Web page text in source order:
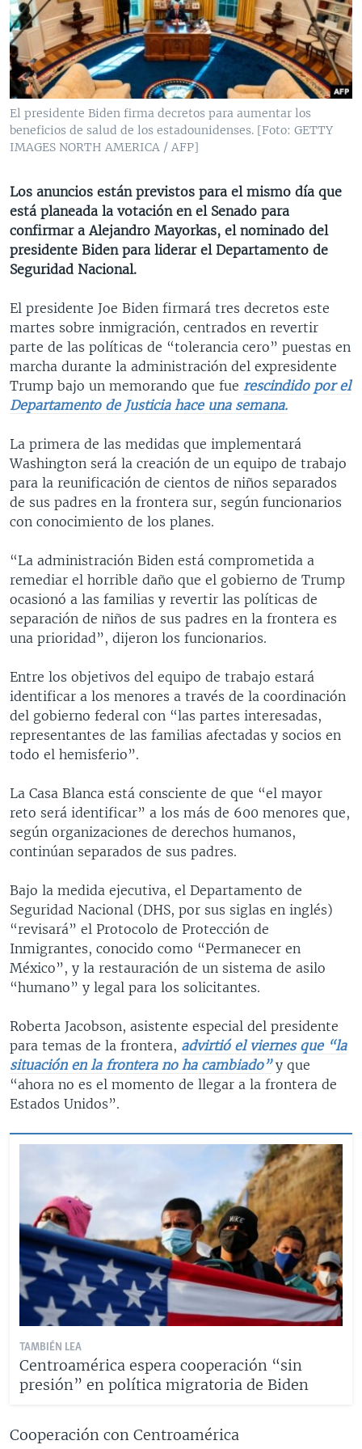
VENEZUELA
BRASIL
NICARAGUA
ECONOMÍA
ENTRETENIMIENTO Y CULTURA
TECNOLOGÍA
DEPORTES
CIENCIA Y SALUD
MULTIMEDIA
VIDEOS
FOTOGRAFÍA
AUDIOS
PROGRAMAS TV
EL MUNDO AL DÍA
FORO INTERAMERICANO
VISIÓN 360
PANORAMA
RADIO
AVANCE INFORMATIVO
AUDIONOTICIAS
ESTADOS UNIDOS AL DÍA
EL MUNDO AL DÍA [RADIO]
FORO [RADIO]
DEPORTIVO INTERNACIONAL
NOTA ECONÓMICA
ENTRETENIMIENTO
DIRECT
DOCUMENTALES DE LA VOA
SÍGANOS
El presidente Biden firma decretos para aumentar los
beneficios de salud de los estadounidenses. [Foto: GETTY
IMAGES NORTH AMERICA / AFP]
Los anuncios están previstos para el mismo día que
está planeada la votación en el Senado para
confirmar a Alejandro Mayorkas, el nominado del
presidente Biden para liderar el Departamento de
Seguridad Nacional.
El presidente Joe Biden firmará tres decretos este
martes sobre inmigración, centrados en revertir
parte de las políticas de “tolerancia cero” puestas en
marcha durante la administración del expresidente
Trump bajo un memorando que fue rescindido por el
Departamento de Justicia hace una semana.
La primera de las medidas que implementará
Washington será la creación de un equipo de trabajo
para la reunificación de cientos de niños separados
de sus padres en la frontera sur, según funcionarios
con conocimiento de los planes.
“La administración Biden está comprometida a
remediar el horrible daño que el gobierno de Trump
ocasionó a las familias y revertir las políticas de
separación de niños de sus padres en la frontera es
una prioridad”, dijeron los funcionarios.
Entre los objetivos del equipo de trabajo estará
identificar a los menores a través de la coordinación
del gobierno federal con “las partes interesadas,
representantes de las familias afectadas y socios en
todo el hemisferio”.
La Casa Blanca está consciente de que “el mayor
reto será identificar” a los más de 600 menores que,
según organizaciones de derechos humanos,
continúan separados de sus padres.
Bajo la medida ejecutiva, el Departamento de
Seguridad Nacional (DHS, por sus siglas en inglés)
“revisará” el Protocolo de Protección de
Inmigrantes, conocido como “Permanecer en
México”, y la restauración de un sistema de asilo
“humano” y legal para los solicitantes.
Roberta Jacobson, asistente especial del presidente
para temas de la frontera, advirtió el viernes que “la
situación en la frontera no ha cambiado” y que
“ahora no es el momento de llegar a la frontera de
Estados Unidos”.
TAMBIÉN LEA
Centroamérica espera cooperación “sin
presión” en política migratoria de Biden
Cooperación con Centroamérica